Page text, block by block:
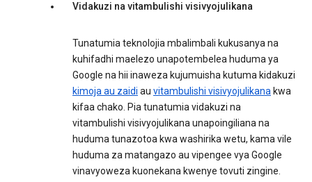
Vidakuzi na vitambulishi visivyojulikana
Tunatumia teknolojia mbalimbali kukusanya na
kuhifadhi maelezo unapotembelea huduma ya
Google na hii inaweza kujumuisha kutuma kidakuzi
kimoja au zaidi au vitambulishi visivyojulikana kwa
kifaa chako. Pia tunatumia vidakuzi na
vitambulishi visivyojulikana unapoingiliana na
huduma tunazotoa kwa washirika wetu, kama vile
huduma za matangazo au vipengee vya Google
vinavyoweza kuonekana kwenye tovuti zingine.